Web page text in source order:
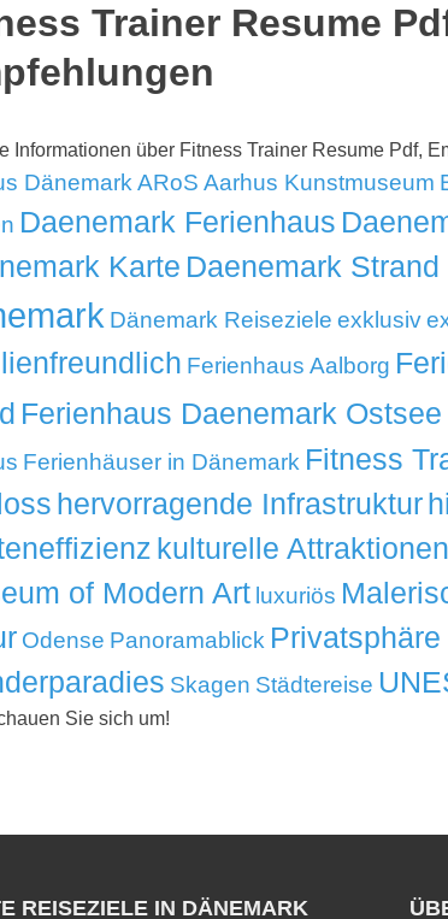
Trainer Resume
Informationen über Fitness Trainer Resume Pdf,
Dänemark ARoS Aarhus Kunstmuseum
Daenemark Ferienhaus
Karte Daenemark
Dänemark Reiseziele exklusiv
Ferienhaus Aalborg
Ferienhaus Daenemark Ostsee
Ferienhäuser in Dänemark Fitness
hervorragende Infrastruktur
kulturelle Attraktionen
of Modern Art luxuriös
Odense Panoramablick
Skagen Städtereise
Sie sich um!
REISEZIELE IN DÄNEMARK